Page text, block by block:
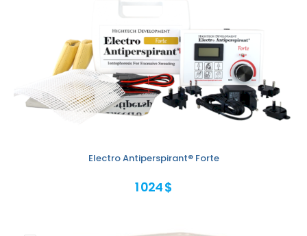
Electro Antiperspirant® Forte
1 024 $